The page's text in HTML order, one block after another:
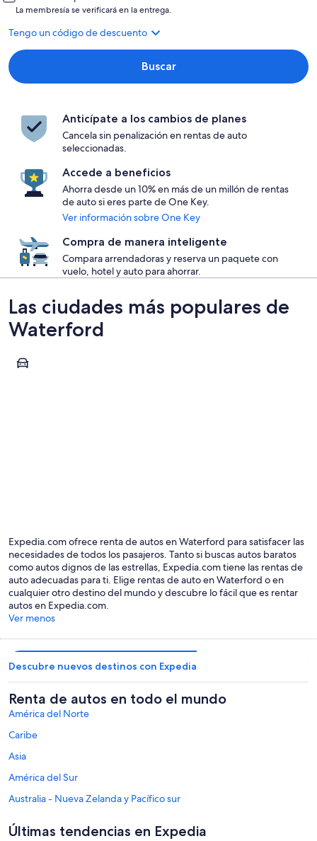
La membresía se verificará en la entrega.
Tengo un código de descuento
Buscar
Anticípate a los cambios de planes
Cancela sin penalización en rentas de auto
seleccionadas.
Accede a beneficios
Ahorra desde un 10% en más de un millón de rentas
de auto si eres parte de One Key.
Ver información sobre One Key
Compra de manera inteligente
Compara arrendadoras y reserva un paquete con
vuelo, hotel y auto para ahorrar.
Las ciudades más populares de
Waterford
Waterford
Expedia.com ofrece renta de autos en Waterford para satisfacer las
necesidades de todos los pasajeros. Tanto si buscas autos baratos
como autos dignos de las estrellas, Expedia.com tiene las rentas de
auto adecuadas para ti. Elige rentas de auto en Waterford o en
cualquier otro destino del mundo y descubre lo fácil que es rentar
autos en Expedia.com.
Ver menos
Descubre nuevos destinos con Expedia
Renta de autos en todo el mundo
América del Norte
Caribe
Asia
América del Sur
Australia - Nueva Zelanda y Pacífico sur
Últimas tendencias en Expedia